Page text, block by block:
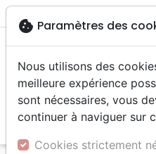
menu
cookie Paramètres des
Nous utilisons des
meilleure expérience
sont nécessaires, vous
continuer à naviguer sur
Cookies strictement